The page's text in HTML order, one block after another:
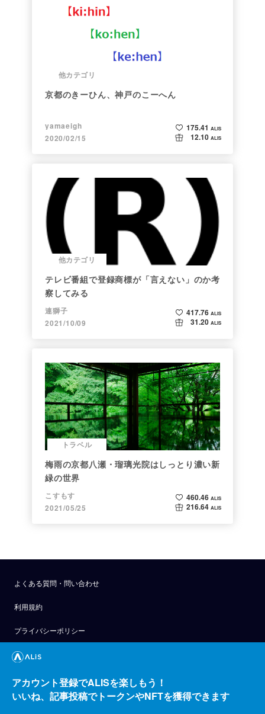
他カテゴリ
京都のきーひん、神戸のこーへん
yamaeigh
2020/02/15
175.41 ALIS
12.10 ALIS
他カテゴリ
テレビ番組で登録商標が「言えない」のか考
察してみる
連獅子
2021/10/09
417.76 ALIS
31.20 ALIS
トラベル
梅雨の京都八瀬・瑠璃光院はしっとり濃い新
緑の世界
こすもす
2021/05/25
460.46 ALIS
216.64 ALIS
よくある質問・問い合わせ
利用規約
プライバシーポリシー
公式アナウンス
技術ブログ
API
アカウント登録でALISを楽しもう！
いいね、記事投稿でトークンやNFTを獲得できます